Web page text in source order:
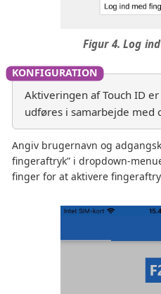
Figur 4. Log
Aktiveringen af Touch ID
udføres i samarbejde med
Angiv brugernavn og
fingeraftryk” i dropdown-
finger for at aktivere